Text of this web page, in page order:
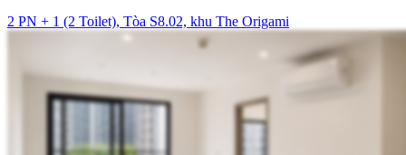
2 PN + 1 (2 Toilet), Tòa S8.02, khu The Origami